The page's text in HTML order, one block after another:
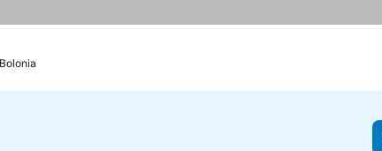
Bolonia